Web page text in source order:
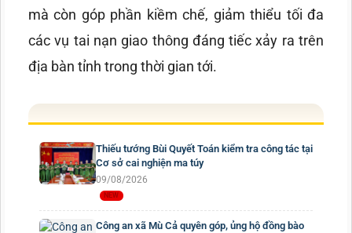
mà còn góp phần kiềm chế, giảm thiểu tối đa
các vụ tai nạn giao thông đáng tiếc xảy ra trên
địa bàn tỉnh trong thời gian tới.
Thiếu tướng Bùi Quyết Toán kiểm tra công tác tại
Cơ sở cai nghiện ma túy
09/08/2026
Công an xã Mù Cả quyên góp, ủng hộ đồng bào